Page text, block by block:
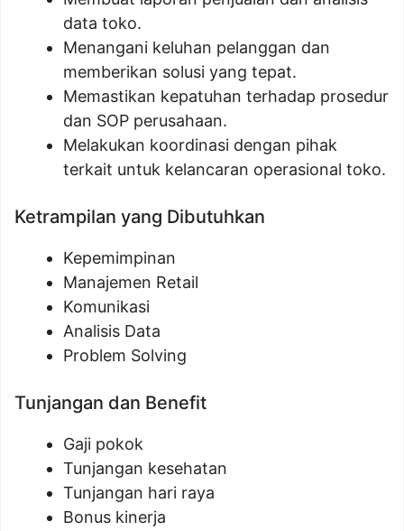
data toko.
Menangani keluhan pelanggan dan
memberikan solusi yang tepat.
Memastikan kepatuhan terhadap prosedur
dan SOP perusahaan.
Melakukan koordinasi dengan pihak
terkait untuk kelancaran operasional toko.
Ketrampilan yang Dibutuhkan
Kepemimpinan
Manajemen Retail
Komunikasi
Analisis Data
Problem Solving
Tunjangan dan Benefit
Gaji pokok
Tunjangan kesehatan
Tunjangan hari raya
Bonus kinerja